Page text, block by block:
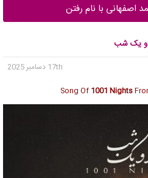
اصفهانی با نام رفتن
و یک شب
17th دسامبر 2025
Song Of 1001 Nights